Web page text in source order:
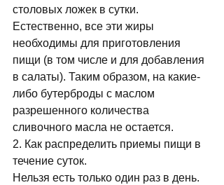
столовых ложек в сутки.
Естественно, все эти жиры
необходимы для приготовления
пищи (в том числе и для добавления
в салаты). Таким образом, на какие-
либо бутерброды с маслом
разрешенного количества
сливочного масла не остается.
2. Как распределить приемы пищи в
течение суток.
Нельзя есть только один раз в день.